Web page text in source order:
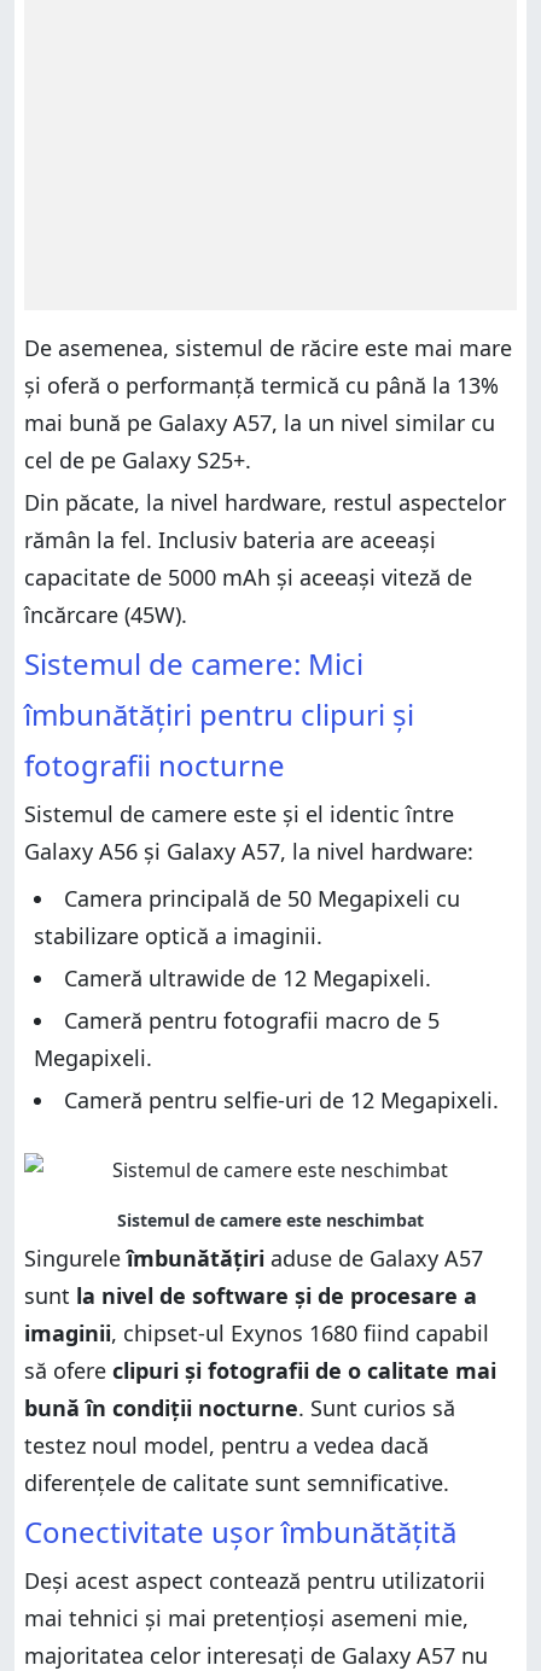
De asemenea, sistemul de răcire este mai mare
și oferă o performanță termică cu până la 13%
mai bună pe Galaxy A57, la un nivel similar cu
cel de pe Galaxy S25+.
Din păcate, la nivel hardware, restul aspectelor
rămân la fel. Inclusiv bateria are aceeași
capacitate de 5000 mAh și aceeași viteză de
încărcare (45W).
Sistemul de camere: Mici
îmbunătățiri pentru clipuri și
fotografii nocturne
Sistemul de camere este și el identic între
Galaxy A56 și Galaxy A57, la nivel hardware:
Camera principală de 50 Megapixeli cu
stabilizare optică a imaginii.
Cameră ultrawide de 12 Megapixeli.
Cameră pentru fotografii macro de 5
Megapixeli.
Cameră pentru selfie-uri de 12 Megapixeli.
Singureleîmbunătățiri aduse de Galaxy A57
sunt la nivel de software și de procesare a
imaginii, chipset-ul Exynos 1680 fiind capabil
să ofere clipuri și fotografii de o calitate mai
bună în condiții nocturne. Sunt curios să
testez noul model, pentru a vedea dacă
diferențele de calitate sunt semnificative.
Conectivitate ușor îmbunătățită
Deși acest aspect contează pentru utilizatorii
mai tehnici și mai pretențioși asemeni mie,
majoritatea celor interesați de Galaxy A57 nu